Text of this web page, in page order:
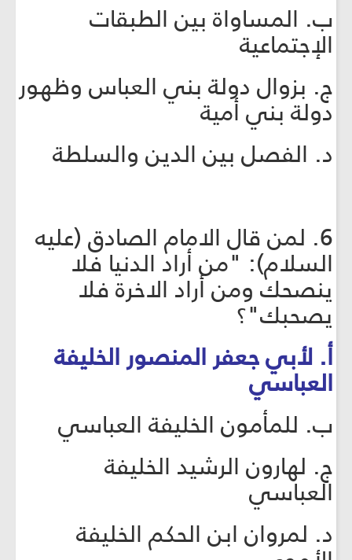
ب. المساواة بين الطبقات
الإجتماعية
ج. بزوال دولة بني العباس وظهور
دولة بني أمية
د. الفصل بين الدين والسلطة
6. لمن قال الامام الصادق (عليه
السلام): "من أراد الدنيا فلا
ينصحك ومن أراد الاخرة فلا
يصحبك"؟
أ. لأبي جعفر المنصور الخليفة
العباسي
ب. للمأمون الخليفة العباسي
ج. لهارون الرشيد الخليفة
العباسي
د. لمروان ابن الحكم الخليفة